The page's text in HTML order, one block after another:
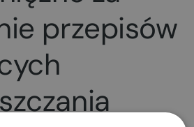
przepisów